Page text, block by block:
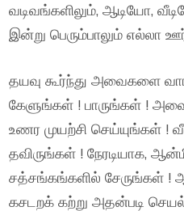
வடிவங்களிலும், ஆடியோ,
இன்று பெரும்பாலும் எல்லா
தயவு கூர்ந்து அவைகளை
கேளுங்கள் ! பாருங்கள் !
உணர முயற்சி செய்யுங்கள்
தவிருங்கள் ! நேரடியாக,
சத்சங்கங்களில் சேருங்கள் !
கசடறக் கற்று அதன்படி